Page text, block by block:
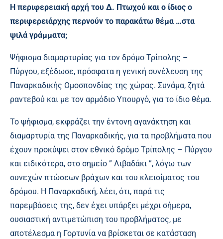
Η περιφερειακή αρχή του Δ. Πτωχού και ο ίδιος ο
περιφερειάρχης περνούν το παρακάτω θέμα …στα
ψιλά γράμματα;
Ψήφισμα διαμαρτυρίας για τον δρόμο Τρίπολης –
Πύργου, εξέδωσε, πρόσφατα η γενική συνέλευση της
Παναρκαδικής Ομοσπονδίας της χώρας. Συνάμα, ζητά
ραντεβού και με τον αρμόδιο Υπουργό, για το ίδιο θέμα.
Το ψήφισμα, εκφράζει την έντονη αγανάκτηση και
διαμαρτυρία της Παναρκαδικής, για τα προβλήματα που
έχουν προκύψει στον εθνικό δρόμο Τρίπολης – Πύργου
και ειδικότερα, στο σημείο ” Λιβαδάκι ”, λόγω των
συνεχών πτώσεων βράχων και του κλεισίματος του
δρόμου. Η Παναρκαδική, λέει, ότι, παρά τις
παρεμβάσεις της, δεν έχει υπάρξει μέχρι σήμερα,
ουσιαστική αντιμετώπιση του προβλήματος, με
αποτέλεσμα η Γορτυνία να βρίσκεται σε κατάσταση